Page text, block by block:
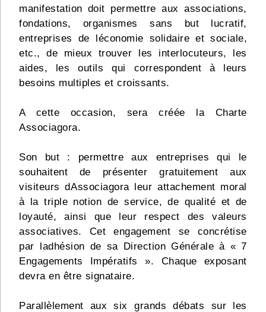
manifestation doit permettre aux associations,
fondations, organismes sans but lucratif,
entreprises de léconomie solidaire et sociale,
etc., de mieux trouver les interlocuteurs, les
aides, les outils qui correspondent à leurs
besoins multiples et croissants.
A cette occasion, sera créée la Charte
Associagora.
Son but : permettre aux entreprises qui le
souhaitent de présenter gratuitement aux
visiteurs dAssociagora leur attachement moral
à la triple notion de service, de qualité et de
loyauté, ainsi que leur respect des valeurs
associatives. Cet engagement se concrétise
par ladhésion de sa Direction Générale à « 7
Engagements Impératifs ». Chaque exposant
devra en être signataire.
Parallèlement aux six grands débats sur les